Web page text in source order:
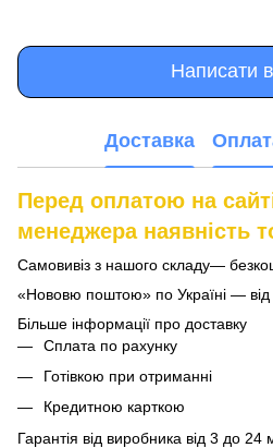
Написати
Доставка
Перед оплатою на
менеджера наявність
Самовивіз з нашого складу—
«Нововю поштою» по Україні — від
Більше інформації про доставку
Сплата по рахунку
Готівкою при отриманні
Кредитною карткою
Гарантія від виробника від 3 до 24